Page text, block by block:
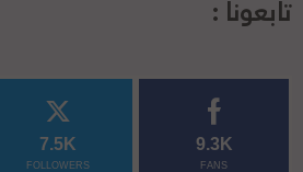
تابعونا :
9.3K
FANS
7.5K
FOLLOWERS